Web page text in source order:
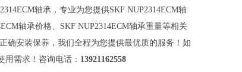
轴承，专业为您提供SKF NUP2314ECM轴
轴承价格、SKF NUP2314ECM轴承重量等相关
确安装保养，我们全程为您提供最优质的服务！如
用需求！咨询电话： 13921162558